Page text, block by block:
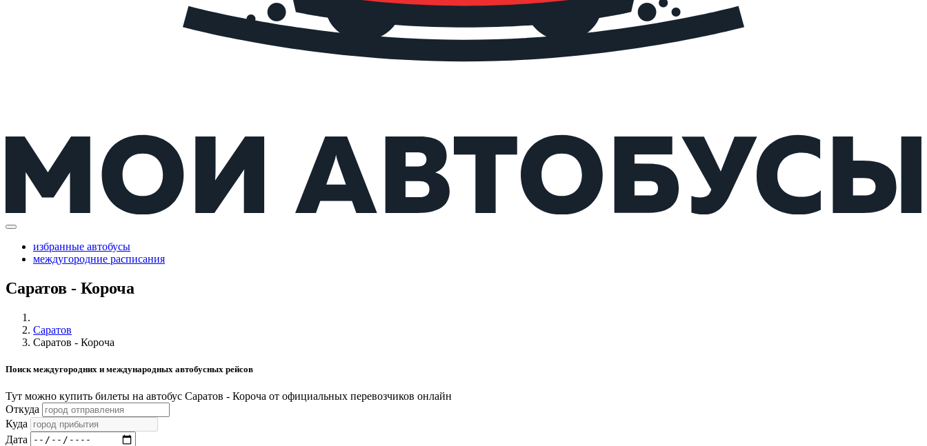
избранные автобусы
междугородние расписания
Саратов - Короча
Саратов
Саратов - Короча
Поиск междугородних и международных автобусных рейсов
Тут можно купить билеты на автобус Саратов - Короча от официальных перевозчиков онлайн
Откуда
Куда
Дата